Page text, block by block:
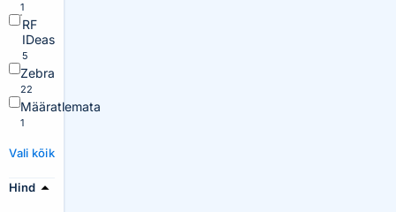
1
RF
IDeas
5
Zebra
22
Määratlemata
1
Vali kõik
Hind